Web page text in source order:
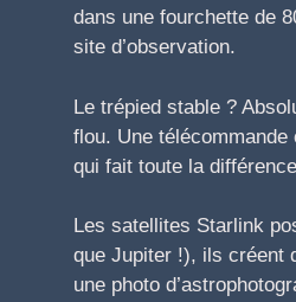
dans une fourchette de
site d’observation.
Le trépied stable ?
flou. Une télécommande
qui fait toute la
Les satellites Starlink
que Jupiter !), ils créent
une photo